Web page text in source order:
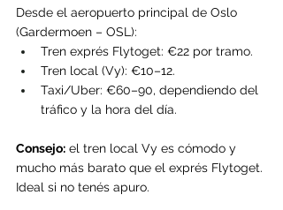
Desde el aeropuerto principal de Oslo
(Gardermoen – OSL):
Tren exprés Flytoget: €22 por tramo.
Tren local (Vy): €10–12.
Taxi/Uber: €60–90, dependiendo del
tráfico y la hora del día.
Consejo: el tren local Vy es cómodo y
mucho más barato que el exprés Flytoget.
Ideal si no tenés apuro.